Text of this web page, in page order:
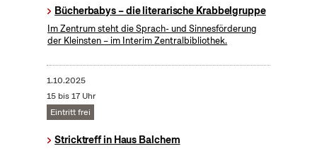
Bücherbabys – die literarische Krabbelgruppe
Im Zentrum steht die Sprach- und Sinnesförderung
der Kleinsten – im Interim Zentralbibliothek.
1.10.2025
15 bis 17 Uhr
Eintritt frei
Stricktreff in Haus Balchem